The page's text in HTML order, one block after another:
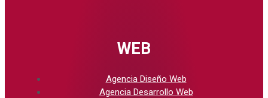
WEB
Agencia Diseño Web
Agencia Desarrollo Web